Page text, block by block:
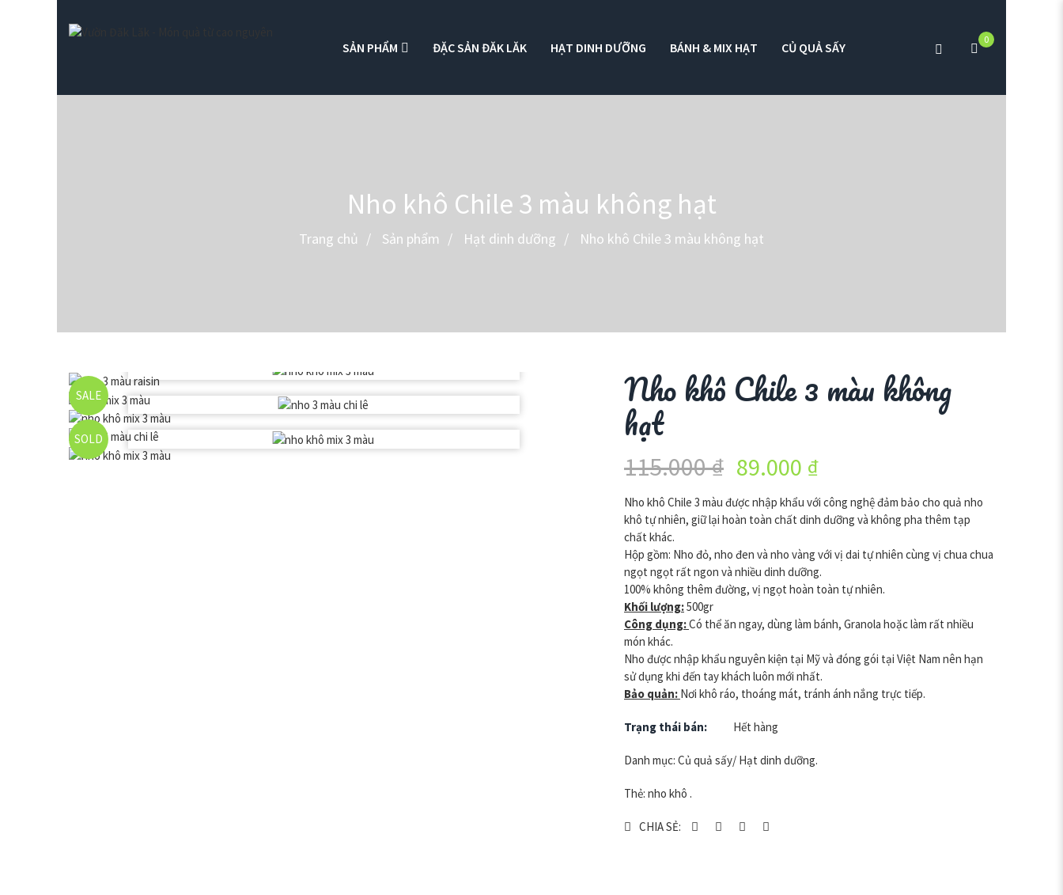
SẢN PHẨM ĐẶC SẢN ĐĂK LĂK HẠT DINH DƯỠNG BÁNH & MIX HẠT CỦ QUẢ SẤY
0
Nho khô Chile 3 màu không hạt
Trang chủ Sản phẩm Hạt dinh dưỡng Nho khô Chile 3 màu không hạt
SALE
SOLD
Nho khô Chile 3 màu không
hạt
115.000₫ 89.000 ₫
Nho khô Chile 3 màu được nhập khẩu với công nghệ đảm bảo cho quả nho
khô tự nhiên, giữ lại hoàn toàn chất dinh dưỡng và không pha thêm tạp
chất khác.
Hộp gồm: Nho đỏ, nho đen và nho vàng với vị dai tự nhiên cùng vị chua chua
ngọt ngọt rất ngon và nhiều dinh dưỡng.
100% không thêm đường, vị ngọt hoàn toàn tự nhiên.
Khối lượng:500gr
Công dụng:Có thể ăn ngay, dùng làm bánh, Granola hoặc làm rất nhiều
món khác.
Nho được nhập khẩu nguyên kiện tại Mỹ và đóng gói tại Việt Nam nên hạn
sử dụng khi đến tay khách luôn mới nhất.
Bảo quản: Nơi khô ráo, thoáng mát, tránh ánh nắng trực tiếp.
Trạng thái bán: Hết hàng
Danh mục: Củ quả sấy/ Hạt dinh dưỡng.
Thẻ: nho khô .
CHIA SẺ: